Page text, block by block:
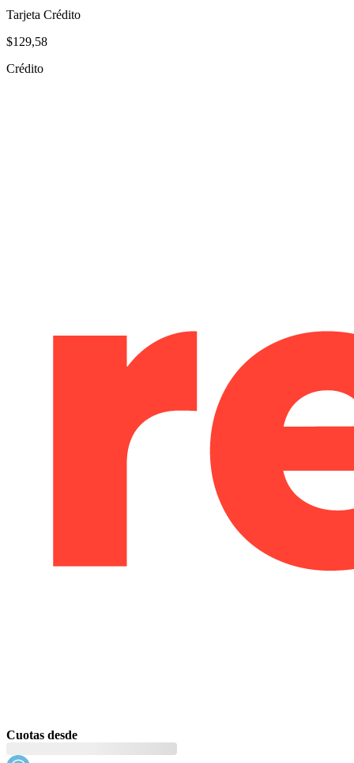
Tarjeta Crédito
$129,58
Crédito
Cuotas desde